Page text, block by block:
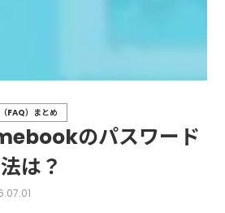
のパスワード
は？
FAQ）まとめ